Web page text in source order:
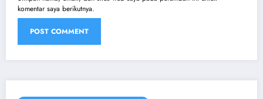
komentar saya berikutnya.